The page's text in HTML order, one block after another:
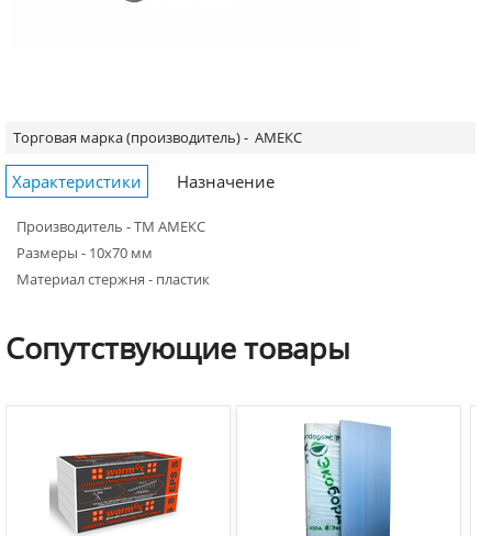
Торговая марка (производитель) - АМЕКС
Характеристики Назначение
Производитель - ТМ АМЕКС
Размеры - 10х70 мм
Материал стержня - пластик
Сопутствующиетовары